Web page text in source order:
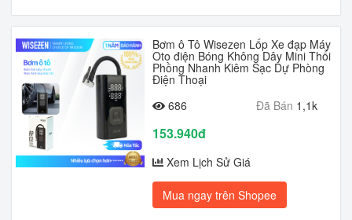
Bơm ô Tô Wisezen Lốp Xe đạp Máy
Oto điện Bóng Không Dây Mini Thổi
Phồng Nhanh Kiêm Sạc Dự Phòng
Điện Thoại
686
Đã Bán 1,1k
153.940đ
Xem Lịch Sử Giá
Mua ngay trên Shopee